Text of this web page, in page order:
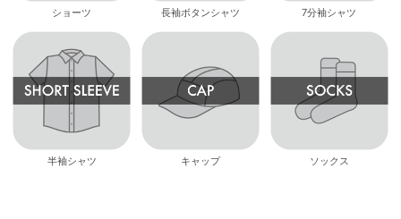
ショーツ 長袖ボタンシャツ 7分袖シャツ
半袖シャツ キャップ ソックス